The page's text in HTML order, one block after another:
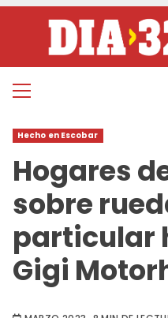
contenido
Menú
Hecho en Escobar
Hogares
sobre
particular
Gigi